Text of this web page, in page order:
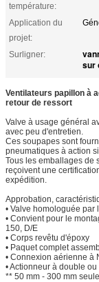
température:
Application du
projet:
Surligner:
sur
Ventilateurs papillon à
retour de ressort
Valve à usage général
avec peu d'entretien.
Ces soupapes sont
pneumatiques à action
Tous les emballages de
reçoivent une
expédition.
Approbation,
• Valve homologuée par
• Convient pour le
150, D/E
• Corps revêtu d'époxy
• Paquet complet
• Connexion aérienne à
• Actionneur à double
** 50 mm - 300 mm